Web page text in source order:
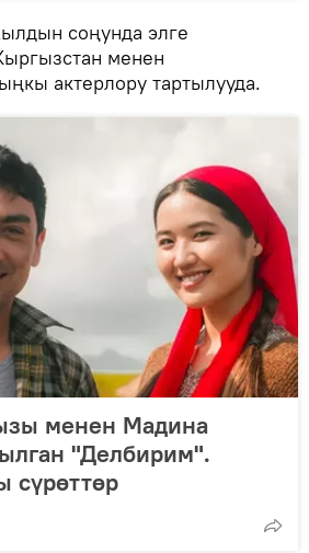
соңунда элге
менен
актерлору тартылууда.
менен Мадина
"Делбирим".
сүрөттөр